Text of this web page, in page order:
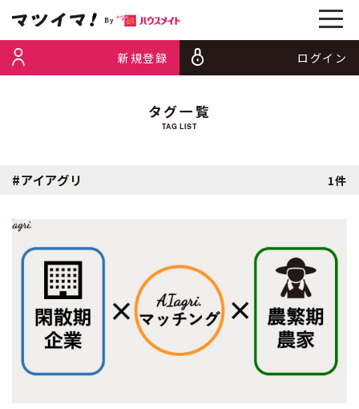
新規登録 ログイン
タグ一覧
TAG LIST
#アイアグリ 1件